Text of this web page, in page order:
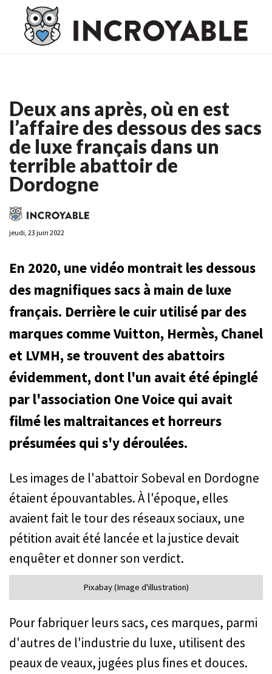
Casino En Ligne France
Casino En Ligne France
Ligne
Deux ans après, où en est
l’affaire des dessous des sacs
de luxe français dans un
terrible abattoir de
Dordogne
jeudi, 23 juin 2022
En 2020, une vidéo montrait les dessous
des magnifiques sacs à main de luxe
français. Derrière le cuir utilisé par des
marques comme Vuitton, Hermès, Chanel
et LVMH, se trouvent des abattoirs
évidemment, dont l'un avait été épinglé
par l'association One Voice qui avait
filmé les maltraitances et horreurs
présumées qui s'y déroulées.
Les images de l'abattoir Sobeval en Dordogne
étaient épouvantables. À l'époque, elles
avaient fait le tour des réseaux sociaux, une
pétition avait été lancée et la justice devait
enquêter et donner son verdict.
Pixabay (Image d'illustration)
Pour fabriquer leurs sacs, ces marques, parmi
d'autres de l'industrie du luxe, utilisent des
peaux de veaux, jugées plus fines et douces.